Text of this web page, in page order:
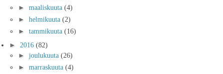
► maaliskuuta (4)
► helmikuuta (2)
► tammikuuta (16)
► 2016 (82)
► joulukuuta (26)
► marraskuuta (4)